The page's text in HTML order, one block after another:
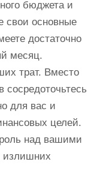
бюджета и
свои основные
достаточно
месяц.
трат. Вместо
сосредоточьтесь
для вас и
целей.
над вашими
излишних